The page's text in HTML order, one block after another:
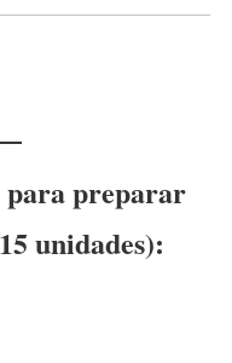
para preparar
unidades):